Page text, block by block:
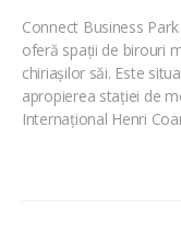
Connect Business
oferă spații de birouri
chiriașilor săi. Este
apropierea stației de
Internațional Henri